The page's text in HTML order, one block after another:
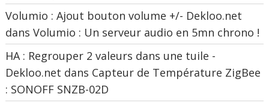
Volumio : Ajout bouton volume +/- Dekloo.net
dansVolumio : Un serveur audio en 5mn chrono !
HA : Regrouper 2 valeurs dans une tuile -
Dekloo.net dans Capteur de Température ZigBee
: SONOFF SNZB-02D